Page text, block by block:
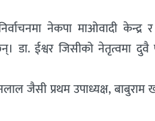
नेकपा माओवादी
ईश्वर जिसीको नेतृत्वमा दुवै
जैसी प्रथम उपाध्यक्ष, बाबुराम